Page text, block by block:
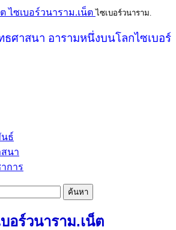
ไซเบอร์วนาราม.เน็ต ไซเบอร์วนาราม.
ธศาสนา อารามหนึ่งบนโลกไซเบอร์
ธ์
นา
การ
ค้นหา
อร์วนาราม.เน็ต